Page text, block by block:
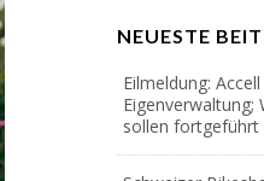
NEUESTE
Eilmeldung:
Eigenverwaltung;
sollen fortgeführt